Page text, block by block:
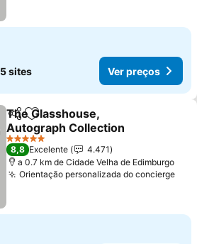
5 sites Ver preços
PartilharAdicionar aos favoritos
The Glasshouse,
Autograph Collection
Ver preços
5 Estrelas
8,8 Excelente
4.471
a 0.7 km de Cidade Velha de Edimburgo
Orientação personalizada do conciergeVer